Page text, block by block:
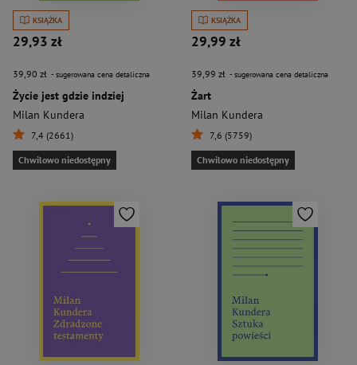
KSIĄŻKA
29,93 zł
39,90 zł - sugerowana cena detaliczna
Życie jest gdzie indziej
Milan Kundera
7,4 (2661)
Chwilowo niedostępny
KSIĄŻKA
29,99 zł
39,99 zł - sugerowana cena detaliczna
Żart
Milan Kundera
7,6 (5759)
Chwilowo niedostępny